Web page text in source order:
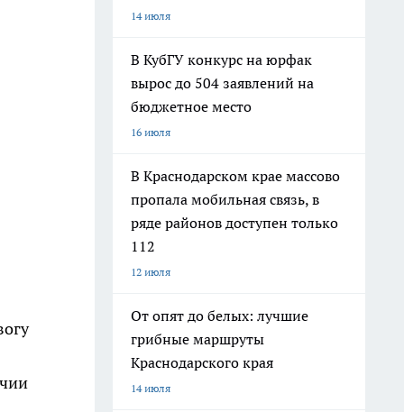
14 июля
В КубГУ конкурс на юрфак
вырос до 504 заявлений на
бюджетное место
16 июля
В Краснодарском крае массово
пропала мобильная связь, в
ряде районов доступен только
112
12 июля
От опят до белых: лучшие
грибные маршруты
Краснодарского края
14 июля